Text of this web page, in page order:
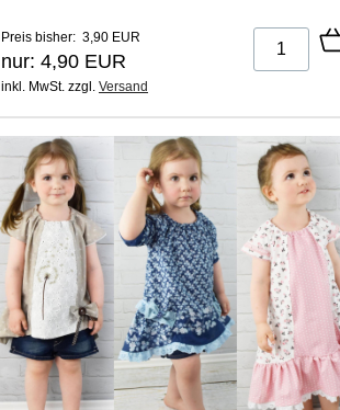
Preis bisher: 3,90 EUR
nur: 4,90 EUR
inkl. MwSt. zzgl. Versand